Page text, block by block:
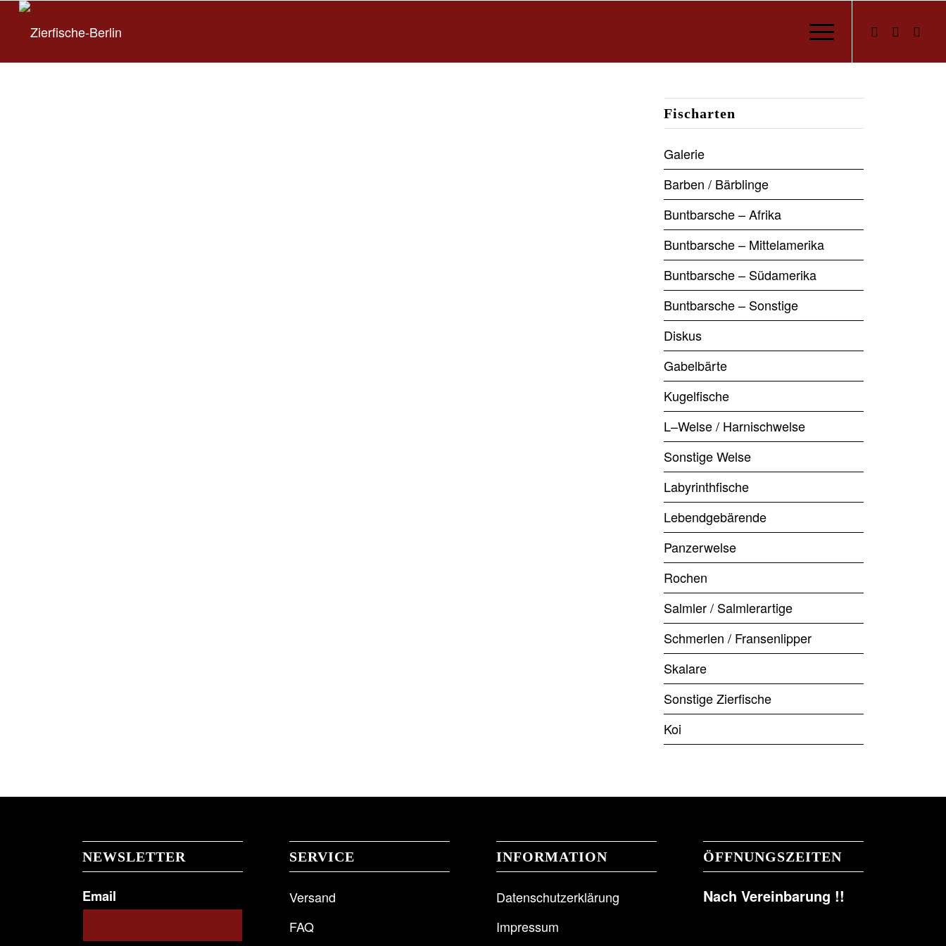
Fischarten
Galerie
Barben / Bärblinge
Buntbarsche – Afrika
Buntbarsche – Mittelamerika
Buntbarsche – Südamerika
Buntbarsche – Sonstige
Diskus
Gabelbärte
Kugelfische
L–Welse / Harnischwelse
Sonstige Welse
Labyrinthfische
Lebendgebärende
Panzerwelse
Rochen
Salmler / Salmlerartige
Schmerlen / Fransenlipper
Skalare
Sonstige Zierfische
Koi
NEWSLETTER
Email
SERVICE
Versand
FAQ
INFORMATION
Datenschutzerklärung
Impressum
ÖFFNUNGSZEITEN
Nach Vereinbarung !!